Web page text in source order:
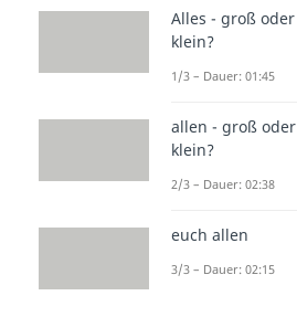
Alles - groß oder
klein?
1/3 – Dauer: 01:45
allen - groß oder
klein?
2/3 – Dauer: 02:38
euch allen
3/3 – Dauer: 02:15